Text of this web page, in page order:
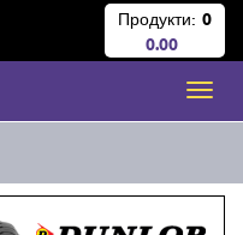
Продукти: 0
0.00